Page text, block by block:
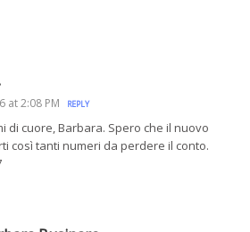
at 2:08 PM REPLY
di cuore, Barbara. Spero che il nuovo
così tanti numeri da perdere il conto.